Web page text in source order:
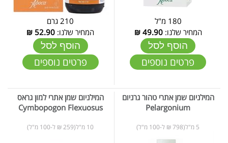
180 מ"ל
המחיר שלנו:49.90
₪
הוסף לסל
פרטים נוספים
210 גרם
המחיר שלנו: 52.90
₪
הוסף לסל
פרטים נוספים
המילניום שמן אתרי טהור גרניום
Pelargonium
5 מ"ל(798 ₪ ל-100 מ"ל)
המילניום שמן אתרי למון גראס
Cymbopogon Flexuosus
10 מ"ל(259 ₪ ל-100 מ"ל)